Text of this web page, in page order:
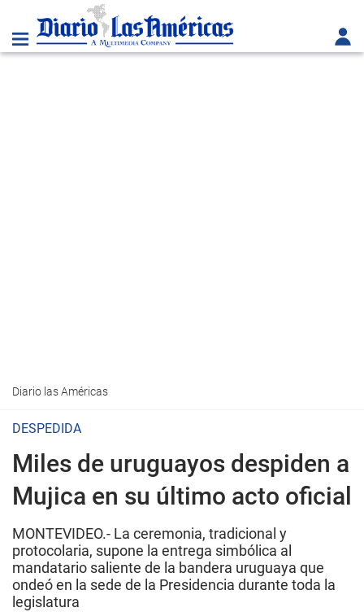
Diario las Américas
DESPEDIDA
Miles de uruguayos despiden a
Mujica en su último acto oficial
MONTEVIDEO.- La ceremonia, tradicional y
protocolaria, supone la entrega simbólica al
mandatario saliente de la bandera uruguaya que
ondeó en la sede de la Presidencia durante toda la
legislatura